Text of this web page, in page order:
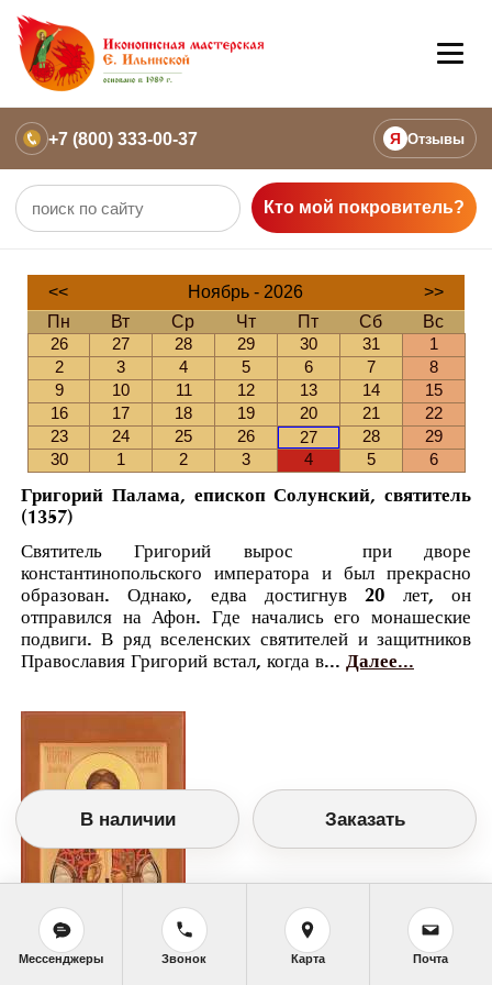
+7 (800) 333-00-37 Я Отзывы
Кто мой покровитель?
<< Ноябрь - 2026
>>
Пн
Вт Ср Чт Пт Сб
Вс
26
27 28 29 30 31
1
2
3 4 5 6 7
8
9
10 11 12 13 14
15
16
17 18 19 20 21
22
23
24 25 26 27 28
29
30
1 2 3 4 5 6
Григорий Палама, епископ Солунский, святитель
(1357)
Святитель Григорий вырос при дворе
константинопольского императора и был прекрасно
образован. Однако, едва достигнув 20 лет, он
отправился на Афон. Где начались его монашеские
подвиги. В ряд вселенских святителей и защитников
Православия Григорий встал, когда в... Далее...
В наличии Заказать
Мессенджеры Звонок Карта Почта